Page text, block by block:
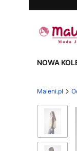
NOWA
Maleni.pl